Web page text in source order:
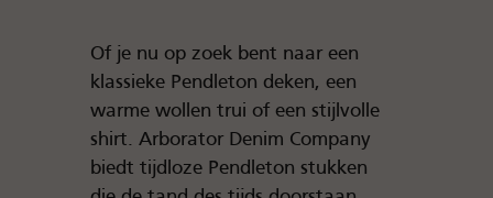
Of je nu op zoek bent naar een
klassieke Pendleton deken, een
warme wollen trui of een stijlvolle
shirt. Arborator Denim Company
biedt tijdloze Pendleton stukken